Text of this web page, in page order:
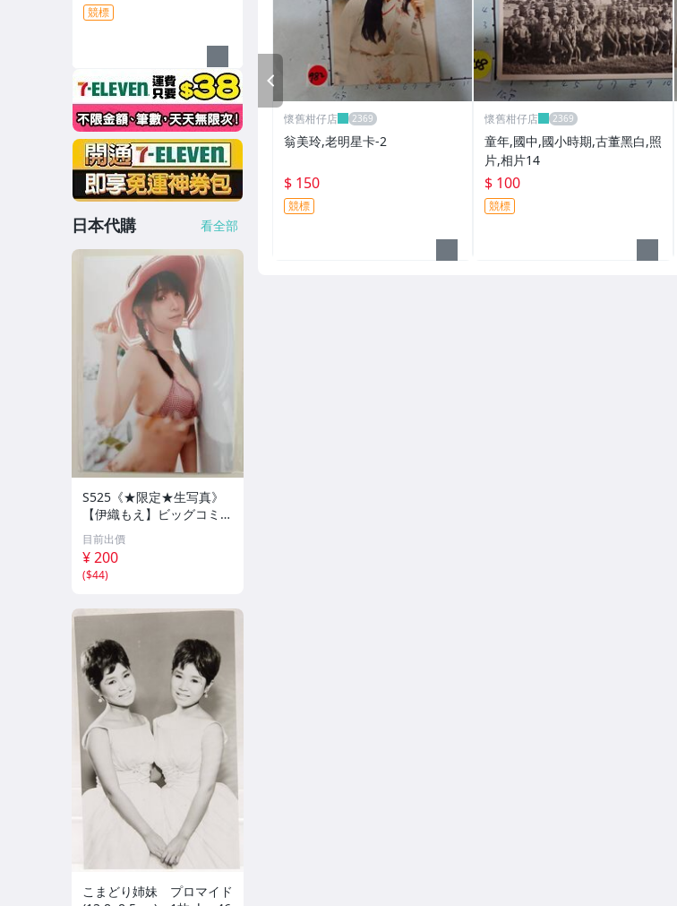
懷舊柑仔店
翁美玲,老明星卡-2
$ 150
競標
懷舊柑仔店
童年,國中,國小時期,古董黑白,照
片,相片14
$ 100
競標
PREV
競標
日本代購 看全部
S525《★限定★生写真》
【伊織もえ】ビッグコミッ
クスピリッツ 2026年8月3
日号 ★セブンネット限定
特典★ ☆送料一律☆
目前出價
¥ 200
($44)
こまどり姉妹 プロマイド